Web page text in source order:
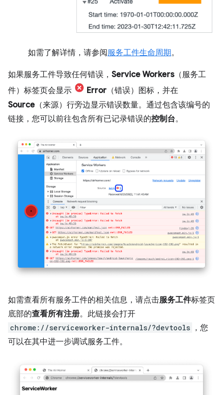
如需了解详情，请参阅服务工件生命周期。
如果服务工件导致任何错误， Service Workers（服务工
件）标签页会显示
Error （错误）图标，并在
Source （来源）行旁边显示错误数量。通过包含该编号的
链接，您可以前往包含所有已记录错误的控制台。
如需查看所有服务工件的相关信息，请点击服务工件标签页
底部的查看所有注册。此链接会打开
chrome://serviceworker-internals/?devtools ，您
可以在其中进一步调试服务工件。